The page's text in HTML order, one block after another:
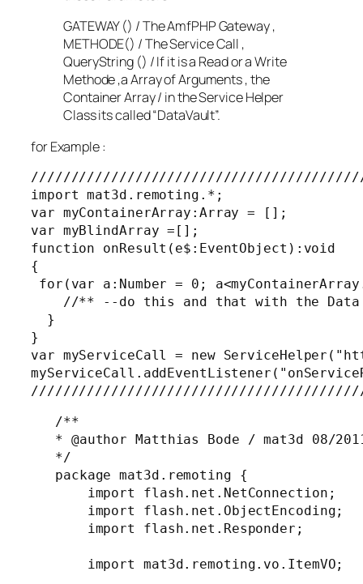
GATEWAY () / The AmfPHP Gateway ,
METHODE() / The Service Call ,
QueryString () / If it is a Read or a Write
Methode ,a Array of Arguments , the
Container Array / in the Service Helper
Class its called “DataVault”.
for Example :
import mat3d.remoting.*;
var myContainerArray:Array = [];
var myBlindArray =[];
function onResult(e$:EventObject):void
{
for(var a:Number = 0;
//** --do this and that with the
  }
}
var myServiceCall = new
/**
* @author Matthias Bode / mat3d 08/
*/
package mat3d.remoting {
import flash.net.NetConnection;
import flash.net.ObjectEncoding;
import flash.net.Responder;
import mat3d.remoting.vo.ItemVO;